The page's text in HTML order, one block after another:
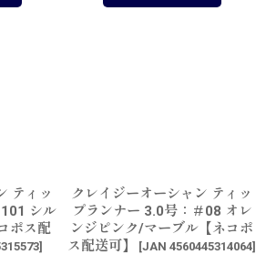
ティッ
シル
ポス配
]
クレイジーオーシャン ティッ
プランナー 3.0号：＃08 オレ
ンジピンク/マーブル【ネコポ
ス配送可】
[JAN 4560445314064]